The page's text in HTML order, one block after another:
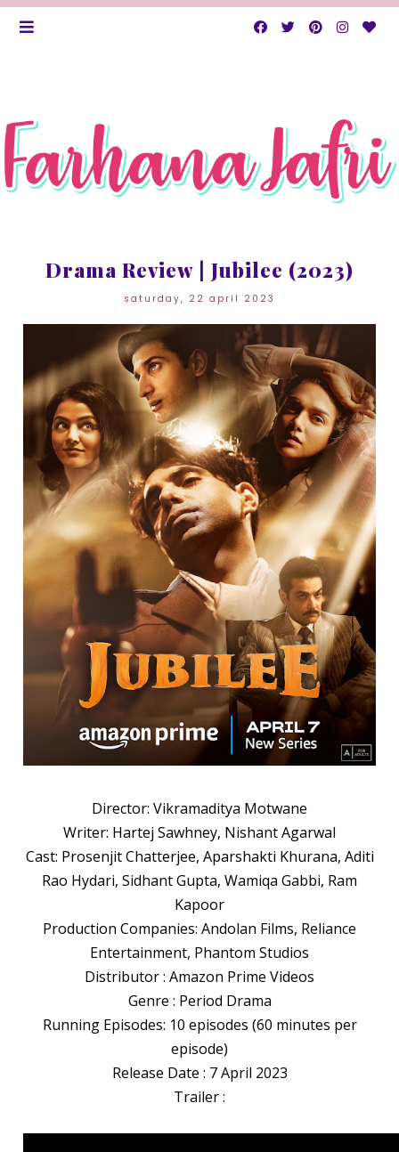
Drama Review | Jubilee (2023)
saturday, 22 april 2023
Director: Vikramaditya Motwane
Writer: Hartej Sawhney, Nishant Agarwal
Cast: Prosenjit Chatterjee, Aparshakti Khurana, Aditi
Rao Hydari, Sidhant Gupta, Wamiqa Gabbi, Ram
Kapoor
Production Companies: Andolan Films, Reliance
Entertainment, Phantom Studios
Distributor : Amazon Prime Videos
Genre : Period Drama
Running Episodes: 10 episodes (60 minutes per
episode)
Release Date : 7 April 2023
Trailer :